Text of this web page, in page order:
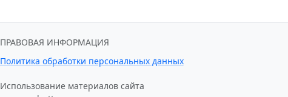
ПРАВОВАЯ ИНФОРМАЦИЯ
Политика обработки персональных данных
Использование материалов сайта